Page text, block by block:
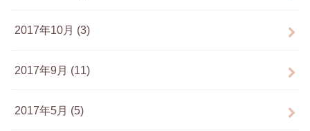
2017年10月 (3)
2017年9月 (11)
2017年5月 (5)